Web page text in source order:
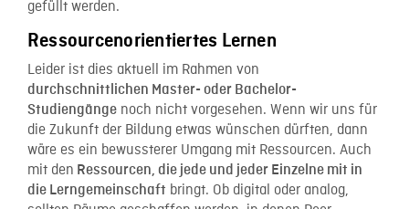
gefüllt werden.
Ressourcenorientiertes Lernen
Leider ist dies aktuell im Rahmen von
durchschnittlichen Master- oder Bachelor-
Studiengänge noch nicht vorgesehen. Wenn wir uns für
die Zukunft der Bildung etwas wünschen dürften, dann
wäre es ein bewussterer Umgang mit Ressourcen. Auch
mit den Ressourcen, die jede und jeder Einzelne mit in
die Lerngemeinschaft bringt. Ob digital oder analog,